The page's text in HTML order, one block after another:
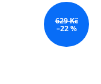
629 Kč
–22 %